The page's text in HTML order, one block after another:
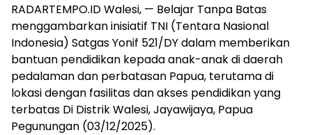
RADARTEMPO.ID Walesi, — Belajar Tanpa Batas
menggambarkan inisiatif TNI (Tentara Nasional
Indonesia) Satgas Yonif 521/DY dalam memberikan
bantuan pendidikan kepada anak-anak di daerah
pedalaman dan perbatasan Papua, terutama di
lokasi dengan fasilitas dan akses pendidikan yang
terbatas Di Distrik Walesi, Jayawijaya, Papua
Pegunungan (03/12/2025).